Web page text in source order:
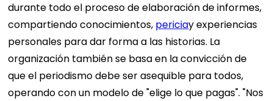
durante todo el proceso de elaboración de informes,
compartiendo conocimientos, periciay experiencias
personales para dar forma a las historias. La
organización también se basa en la convicción de
que el periodismo debe ser asequible para todos,
operando con un modelo de "elige lo que pagas". "Nos